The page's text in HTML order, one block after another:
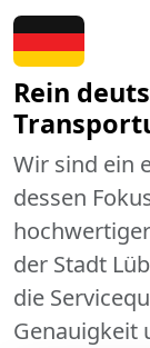
Rein
Wir sind ein
dessen
der Stadt
die
Genauigkeit